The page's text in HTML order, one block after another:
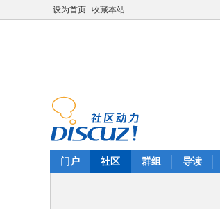
设为首页 收藏本站
门户 社区 群组 导读